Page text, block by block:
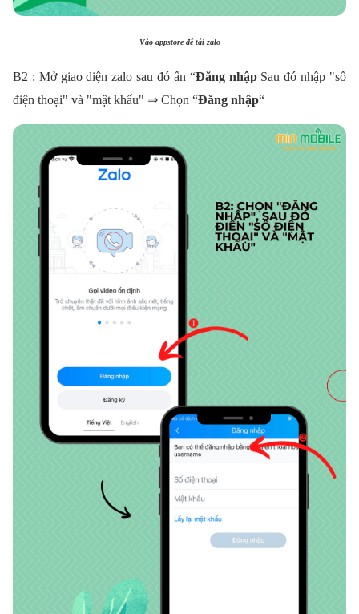
Vào appstore để tải zalo
B2 : Mở giao diện zalo sau đó ấn “Đăng nhậpSau đó nhập "số
điện thoại" và "mật khẩu" ⇒ Chọn “Đăng nhập“